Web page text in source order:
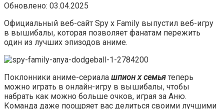
Обновлено: 03.04.2025
Официальный веб-сайт Spy x Family выпустил веб-игру
в вышибалы, которая позволяет фанатам пережить
один из лучших эпизодов аниме.
Поклонники аниме-сериала шпион х семья теперь
можно играть в онлайн-игру в вышибалы, чтобы
набрать как можно больше очков, играя за Аню.
Команда даже поощряет вас делиться своими лучшими